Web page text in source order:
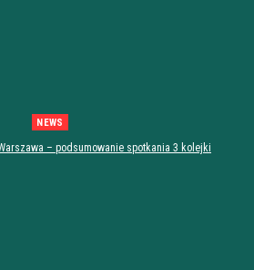
NEWS
– podsumowanie spotkania 3 kolejki